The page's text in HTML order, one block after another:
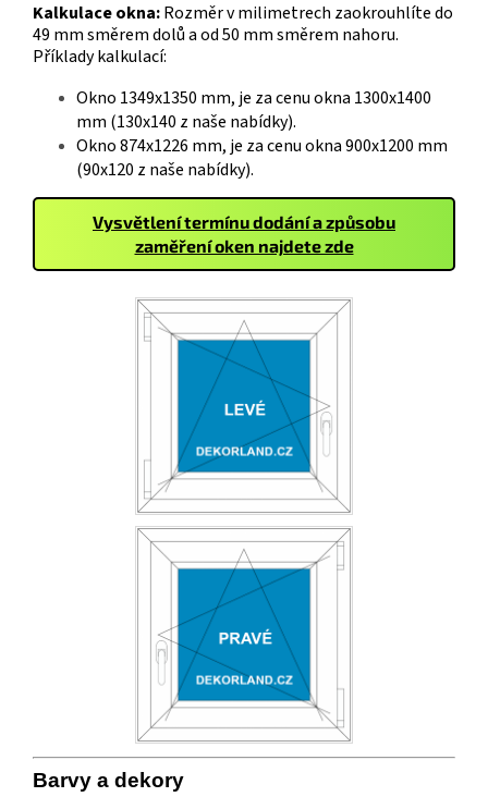
Kalkulace okna:Rozměr v milimetrech zaokrouhlíte do
49 mm směrem dolů a od 50 mm směrem nahoru.
Příklady kalkulací:
Okno 1349x1350 mm, je za cenu okna 1300x1400
mm (130x140 z naše nabídky).
Okno 874x1226 mm, je za cenu okna 900x1200 mm
(90x120 z naše nabídky).
Vysvětlení termínu dodání a způsobu
zaměření oken najdete zde
Barvy a dekory